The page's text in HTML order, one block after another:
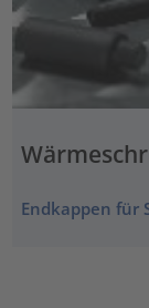
Endkappen für